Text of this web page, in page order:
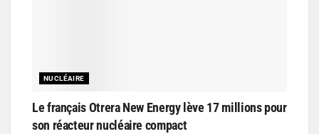
NUCLÉAIRE
Le français Otrera New Energy lève 17 millions pour
son réacteur nucléaire compact